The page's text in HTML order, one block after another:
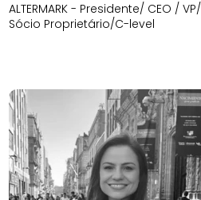
ALTERMARK - Presidente/ CEO / VP/
Sócio Proprietário/C-level